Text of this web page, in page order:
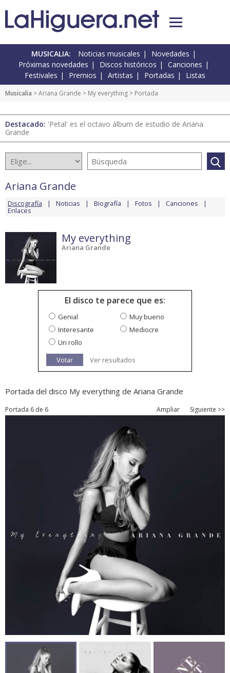
MUSICALIA: Noticias musicales
Novedades
Próximas novedades
Discos históricos
Canciones
Festivales
Premios Artistas Portadas Listas
Musicalia >Ariana Grande > My everything > Portada
Destacado: 'Petal' es el octavo álbum de estudio de Ariana
Grande
Ariana Grande
Discografía Noticias Biografía Fotos Canciones
Enlaces
My everything
Ariana Grande
El disco te parece que es:
Genial
Muy bueno
Interesante
Mediocre
Un rollo
Votar
Ver resultados
Portada del disco My everything de Ariana Grande
Portada 6 de 6 Ampliar Siguiente >>